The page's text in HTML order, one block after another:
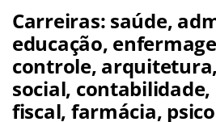
Carreiras: saúde,
educação,
controle,
social,
fiscal, farmácia,